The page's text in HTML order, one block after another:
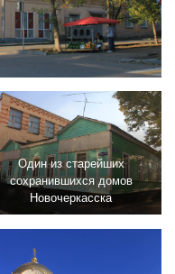
Один из старейших
сохранившихся домов
Новочеркасска